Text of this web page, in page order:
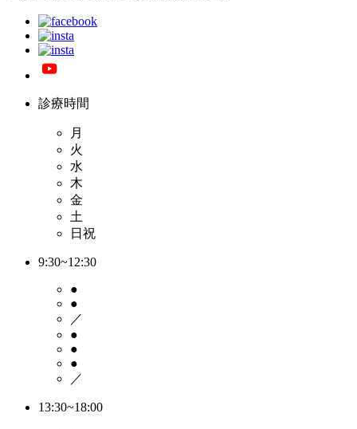
診療時間
月
火
水
木
金
土
日祝
9:30~12:30
●
●
／
●
●
●
／
13:30~18:00